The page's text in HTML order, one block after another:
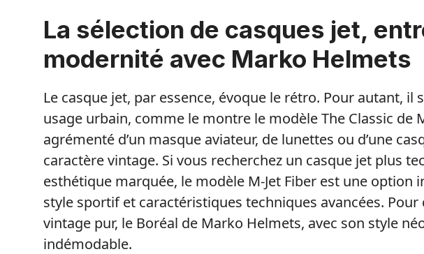
La sélection de casques jet,
modernité avec Marko Helmets
Le casque jet, par essence, évoque le rétro. Pour autant, il
usage urbain, comme le montre le modèle The Classic de
agrémenté d’un masque aviateur, de lunettes ou d’une
caractère vintage. Si vous recherchez un casque jet plus
esthétique marquée, le modèle M-Jet Fiber est une option
style sportif et caractéristiques techniques avancées.
vintage pur, le Boréal de Marko Helmets, avec son style
indémodable.